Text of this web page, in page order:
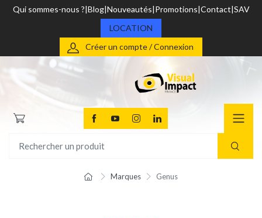
Qui sommes-nous ? Blog Nouveautés Promotions Contact SAV
LOCATION
Créer un compte / Connexion
Marques Genus